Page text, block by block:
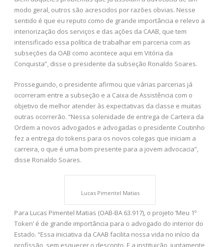
modo geral, outros são acrescidos por razões obvias. Nesse
sentido é que eu reputo como de grande importância e relevo a
interiorização dos serviços e das ações da CAAB, que tem
intensificado essa política de trabalhar em parceria com as
subseções da OAB como acontece aqui em Vitória da
Conquista”, disse o presidente da subseção Ronaldo Soares.
Prosseguindo, o presidente afirmou que várias parcerias já
ocorreram entre a subseção e a Caixa de Assistência com o
objetivo de melhor atender às expectativas da classe e muitas
outras ocorrerão. “Nessa solenidade de entrega de Carteira da
Ordem a novos advogados e advogadas o presidente Coutinho
fez a entrega do tokens para os novos colegas que iniciam a
carreira, o que é uma bom presente para a jovem advocacia”,
disse Ronaldo Soares.
Lucas Pimentel Matias
Para Lucas Pimentel Matias (OAB-BA 63.917), o projeto ‘Meu 1º
Token’ é de grande importância para o advogado do interior do
Estado. “Essa iniciativa da CAAB facilita nossa vida no início da
profissão, sem esquecer o desconto. E a instituição, juntamente